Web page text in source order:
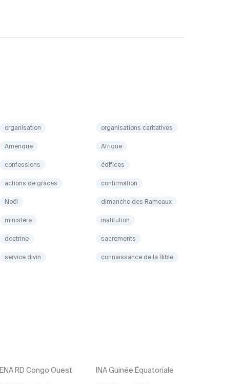
organisation organisations caritatives
Amérique Afrique
confessions édifices
actions de grâces confirmation
Noël dimanche des Rameaux
ministère institution
doctrine sacrements
service divin connaissance de la Bible
ENA RD Congo Ouest INA Guinée Équatoriale